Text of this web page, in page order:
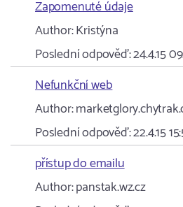
Zapomenuté údaje
Author:Kristýna
Poslední odpověď:24.4.15
Nefunkční web
Author:
Poslední odpověď:22.4.15
přístup do emailu
Author:panstak.wz.cz